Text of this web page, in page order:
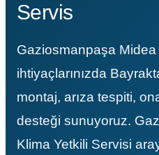
Duvar Tipi Klima
Servis
Gaziosmanpaşa
ihtiyaçlarınızda
montaj, arıza tespiti,
desteği sunuyoruz.
Klima Yetkili Servisi